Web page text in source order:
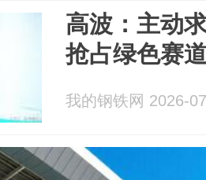
高波：主动
抢占绿色赛
我的钢铁网 2026-